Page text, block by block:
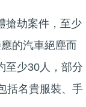
搶劫案件，至少
的汽車絕塵而
至少30人，部分
括名貴服裝、手